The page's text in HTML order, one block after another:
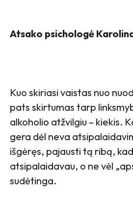
Atsako psichologė
Kuo skiriasi vaistas nuo
pats skirtumas tarp
alkoholio atžvilgiu – kiekis.
gera dėl neva
išgėręs, pajausti tą ribą,
atsipalaidavau, o ne vėl
sudėtinga.